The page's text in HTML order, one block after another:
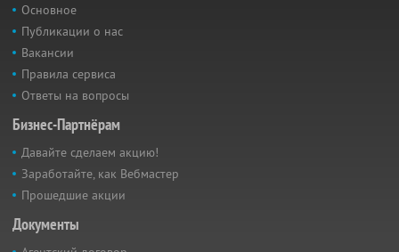
Основное
Публикации о нас
Вакансии
Правила сервиса
Ответы на вопросы
Бизнес-Партнёрам
Давайте сделаем акцию!
Заработайте, как Вебмастер
Прошедшие акции
Документы